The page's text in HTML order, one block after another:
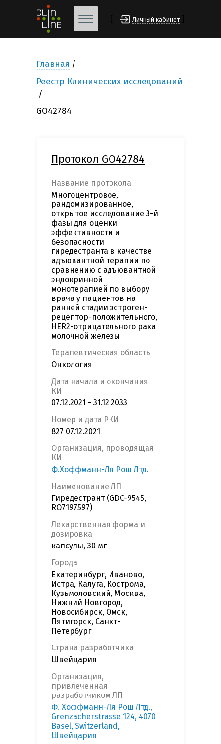
Личный кабинет
Главная
Реестр Клинических исследований
GO42784
Протокол GO42784
Название протокола
Многоцентровое,
рандомизированное,
открытое исследование 3-й
фазы для оценки
эффективности и
безопасности
гиредестранта в качестве
адъювантной терапии по
сравнению с адъювантной
эндокринной
монотерапией по выбору
врача у пациентов на
ранней стадии эстроген-
рецептор-положительного,
HER2-отрицательного рака
молочной железы
Терапевтическая область
Онкология
Дата начала и окончания
КИ
07.12.2021 - 31.12.2033
Номер и дата РКИ
827 07.12.2021
Организация, проводящая
КИ
Ф.Хоффманн-Ля Рош Лтд.
Наименование ЛП
Гиредестрант (GDC-9545,
RO7197597)
Лекарственная форма и
дозировка
капсулы, 30 мг
Города
Екатеринбург, Иваново,
Истра, Калуга, Кострома,
Кузьмоловский, Москва,
Нижний Новгород,
Новосибирск, Омск,
Пятигорск, Санкт-
Петербург
Страна разработчика
Швейцария
Организация,
привлеченная
разработчиком ЛП
Ф. Хоффманн-Ля Рош Лтд.,
Grenzacherstrasse 124, 4070
Basel, Switzerland,
Швейцария